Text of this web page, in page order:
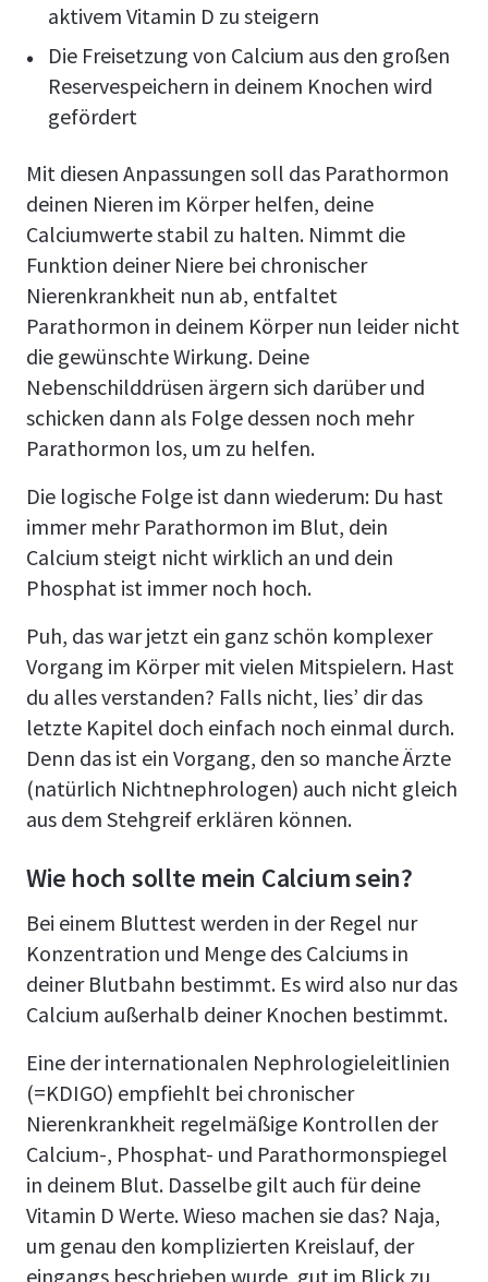
aktivem Vitamin D zu steigern
Die Freisetzung von Calcium aus den großen
Reservespeichern in deinem Knochen wird
gefördert
Mit diesen Anpassungen soll das Parathormon
deinen Nieren im Körper helfen, deine
Calciumwerte stabil zu halten. Nimmt die
Funktion deiner Niere bei chronischer
Nierenkrankheit nun ab, entfaltet
Parathormon in deinem Körper nun leider nicht
die gewünschte Wirkung. Deine
Nebenschilddrüsen ärgern sich darüber und
schicken dann als Folge dessen noch mehr
Parathormon los, um zu helfen.
Die logische Folge ist dann wiederum: Du hast
immer mehr Parathormon im Blut, dein
Calcium steigt nicht wirklich an und dein
Phosphat ist immer noch hoch.
Puh, das war jetzt ein ganz schön komplexer
Vorgang im Körper mit vielen Mitspielern. Hast
du alles verstanden? Falls nicht, lies’ dir das
letzte Kapitel doch einfach noch einmal durch.
Denn das ist ein Vorgang, den so manche Ärzte
(natürlich Nichtnephrologen) auch nicht gleich
aus dem Stehgreif erklären können.
Wie hoch sollte mein Calcium sein?
Bei einem Bluttest werden in der Regel nur
Konzentration und Menge des Calciums in
deiner Blutbahn bestimmt. Es wird also nur das
Calcium außerhalb deiner Knochen bestimmt.
Eine der internationalen Nephrologieleitlinien
(=KDIGO) empfiehlt bei chronischer
Nierenkrankheit regelmäßige Kontrollen der
Calcium-, Phosphat- und Parathormonspiegel
in deinem Blut. Dasselbe gilt auch für deine
Vitamin D Werte. Wieso machen sie das? Naja,
um genau den komplizierten Kreislauf, der
eingangs beschrieben wurde, gut im Blick zu